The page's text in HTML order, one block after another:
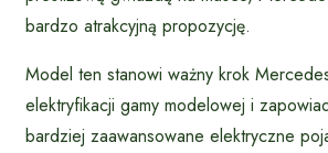
bardzo atrakcyjną propozycję.
Model ten stanowi ważny krok
elektryfikacji gamy modelowej i
bardziej zaawansowane elektryczne